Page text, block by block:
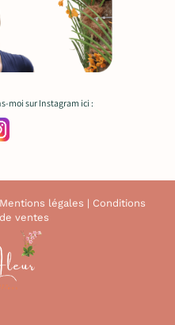
moi sur Instagram ici :
Mentions légales | Conditions
ventes